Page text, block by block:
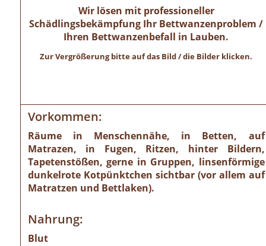
Wir lösen mit professioneller
Schädlingsbekämpfung Ihr Bettwanzenproblem /
Ihren Bettwanzenbefall in Lauben.
Zur Vergrößerung bitte auf das Bild / die Bilder klicken.
Vorkommen:
Räume in Menschennähe, in Betten, auf
Matrazen, in Fugen, Ritzen, hinter Bildern,
Tapetenstößen, gerne in Gruppen, linsenförmige
dunkelrote Kotpünktchen sichtbar (vor allem auf
Matratzen und Bettlaken).
Nahrung:
Blut